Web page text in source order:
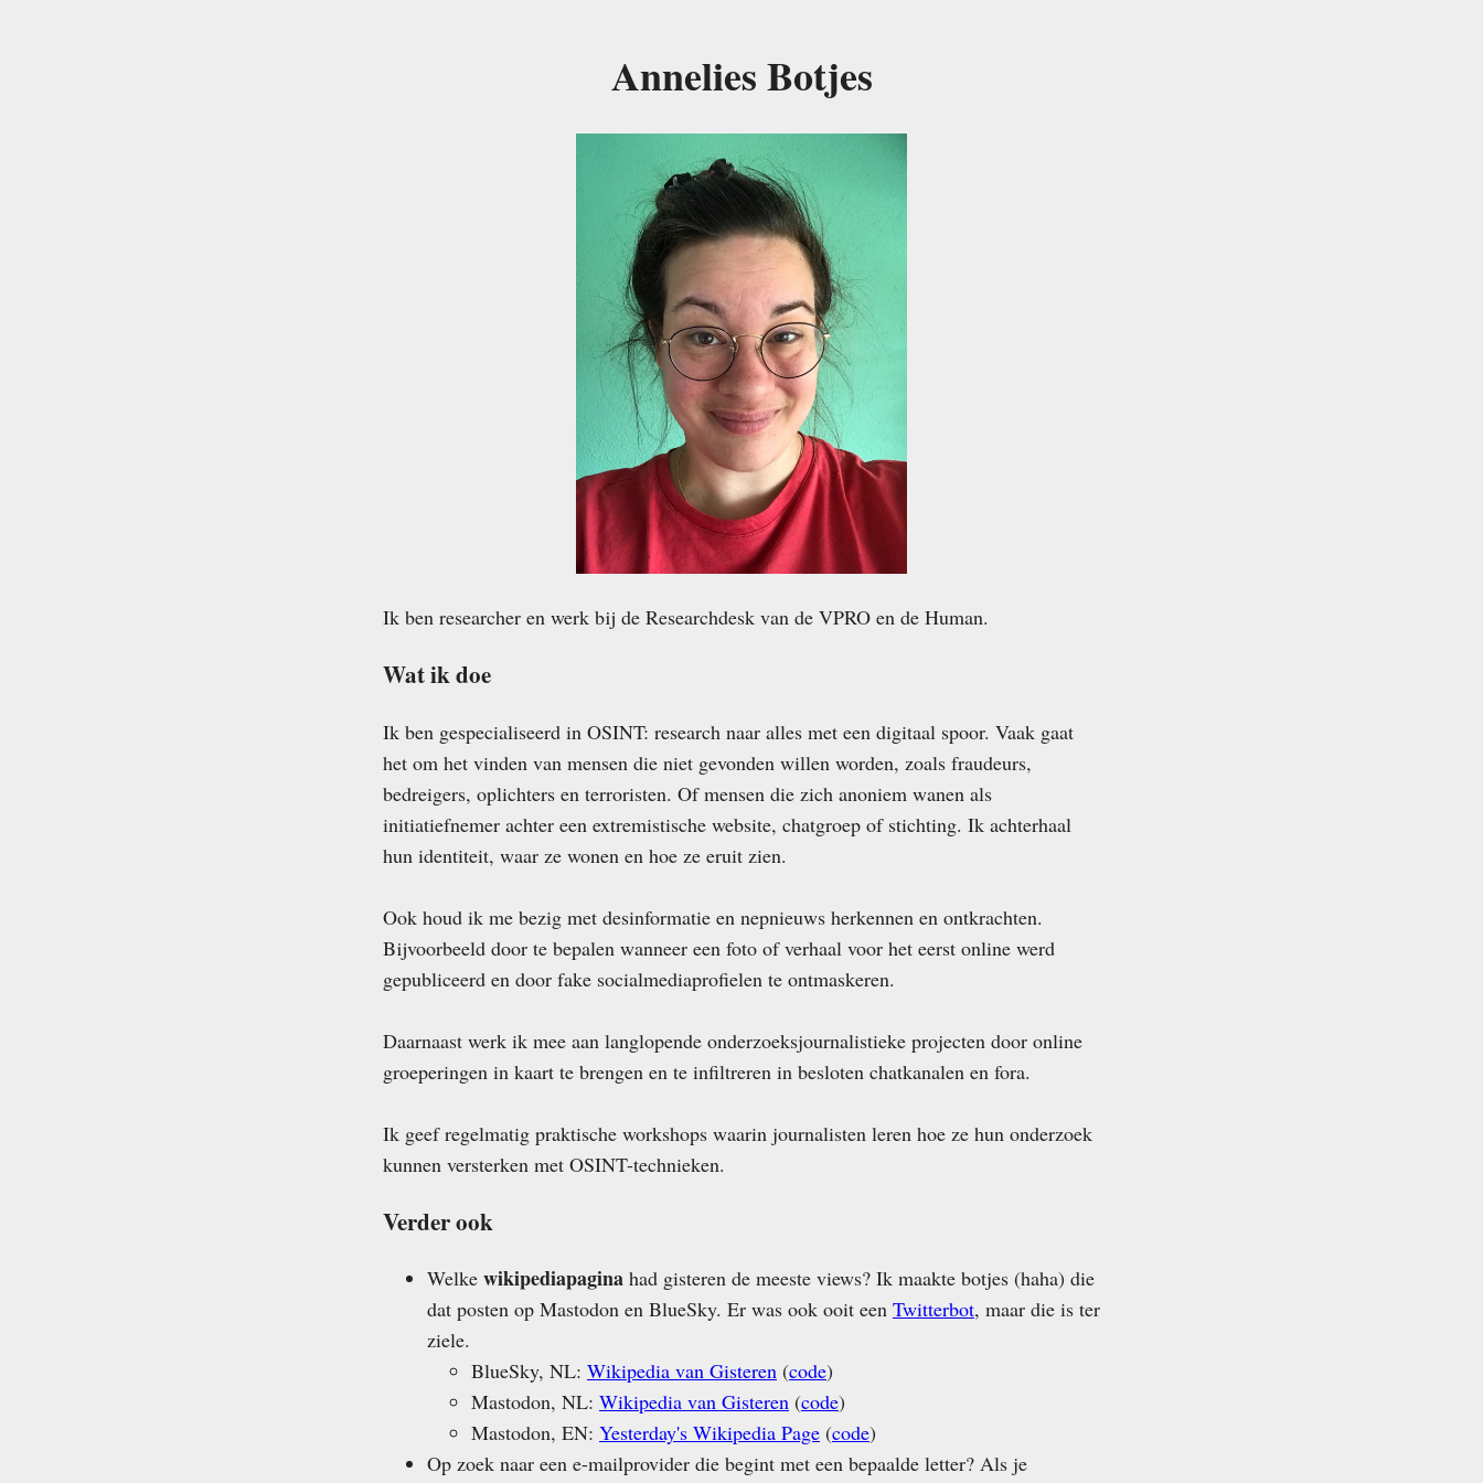
Annelies Botjes
Ik ben researcher en werk bij de Researchdesk van de VPRO en de Human.
Wat ik doe
Ik ben gespecialiseerd in OSINT: research naar alles met een digitaal spoor. Vaak gaat
het om het vinden van mensen die niet gevonden willen worden, zoals fraudeurs,
bedreigers, oplichters en terroristen. Of mensen die zich anoniem wanen als
initiatiefnemer achter een extremistische website, chatgroep of stichting. Ik achterhaal
hun identiteit, waar ze wonen en hoe ze eruit zien.
Ook houd ik me bezig met desinformatie en nepnieuws herkennen en ontkrachten.
Bijvoorbeeld door te bepalen wanneer een foto of verhaal voor het eerst online werd
gepubliceerd en door fake socialmediaprofielen te ontmaskeren.
Daarnaast werk ik mee aan langlopende onderzoeksjournalistieke projecten door online
groeperingen in kaart te brengen en te infiltreren in besloten chatkanalen en fora.
Ik geef regelmatig praktische workshops waarin journalisten leren hoe ze hun onderzoek
kunnen versterken met OSINT-technieken.
Verder ook
Welke wikipediapagina had gisteren de meeste views? Ik maakte botjes (haha) die
dat posten op Mastodon en BlueSky. Er was ook ooit een Twitterbot, maar die is ter
ziele.
BlueSky, NL: Wikipedia van Gisteren (code)
Mastodon, NL: Wikipedia van Gisteren (code)
Mastodon, EN: Yesterday's Wikipedia Page (code)
Op zoek naar een e-mailprovider die begint met een bepaalde letter? Als je